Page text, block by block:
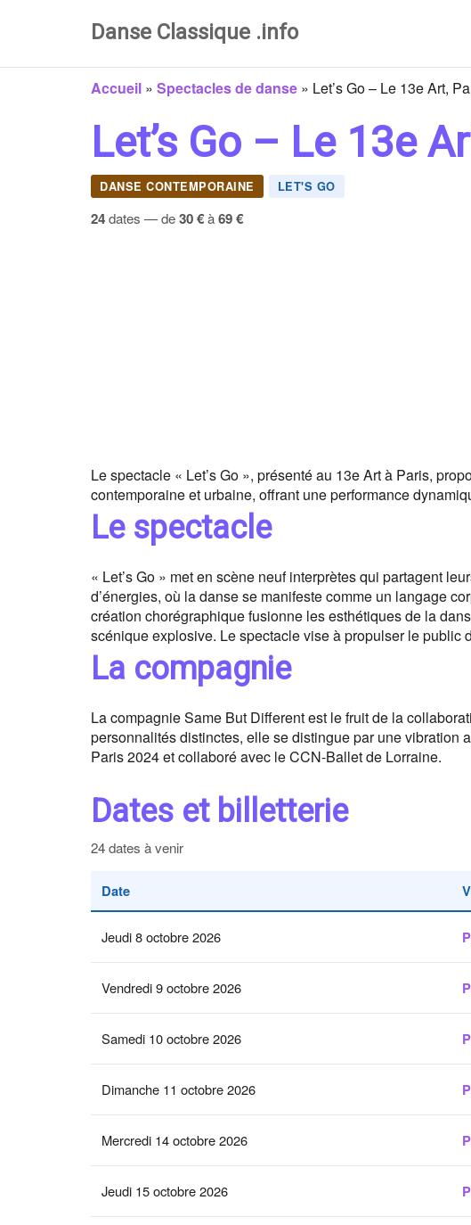
Danse Classique .info
Accueil » Spectacles de danse » Let’s Go – Le 13e Art,
Let’s Go – Le 13e
DANSE CONTEMPORAINE LET'S GO
24dates — de30 €à69 €
Le spectacle « Let’s Go », présenté au 13e Art à Paris,
contemporaine et urbaine, offrant une performance
Le spectacle
« Let’s Go » met en scène neuf interprètes qui partagent
d’énergies, où la danse se manifeste comme un langage
création chorégraphique fusionne les esthétiques de la
scénique explosive. Le spectacle vise à propulser le public
La compagnie
La compagnie Same But Different est le fruit de la
personnalités distinctes, elle se distingue par une vibration
Paris 2024 et collaboré avec le CCN-Ballet de Lorraine.
Dates et billetterie
24 dates à venir
Date
Jeudi 8 octobre 2026
Vendredi 9 octobre 2026
Samedi 10 octobre 2026
Dimanche 11 octobre 2026
Mercredi 14 octobre 2026
Jeudi 15 octobre 2026